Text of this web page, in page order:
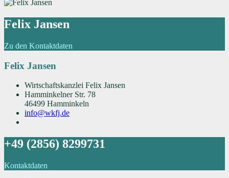
Felix Jansen
Zu den Kontaktdaten
Felix Jansen
Wirtschaftskanzlei Felix Jansen
Hamminkelner Str. 78
46499 Hamminkeln
info@wkfj.de
+49 (2856) 8299731
Kontaktdaten